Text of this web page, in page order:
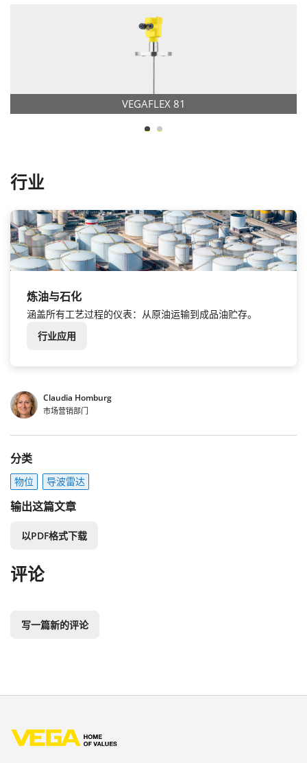
VEGAFLEX 81
行业
炼油与石化
涵盖所有工艺过程的仪表：从原油运输到成品油贮存。
行业应用
Claudia Homburg
市场营销部门
分类
物位 导波雷达
输出这篇文章
以PDF格式下载
评论
写一篇新的评论